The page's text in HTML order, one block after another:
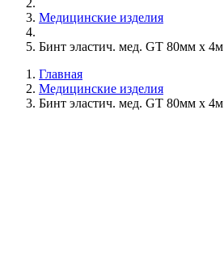
Медицинские изделия
Бинт эластич. мед. GT 80мм х 4м
Главная
Медицинские изделия
Бинт эластич. мед. GT 80мм х 4м